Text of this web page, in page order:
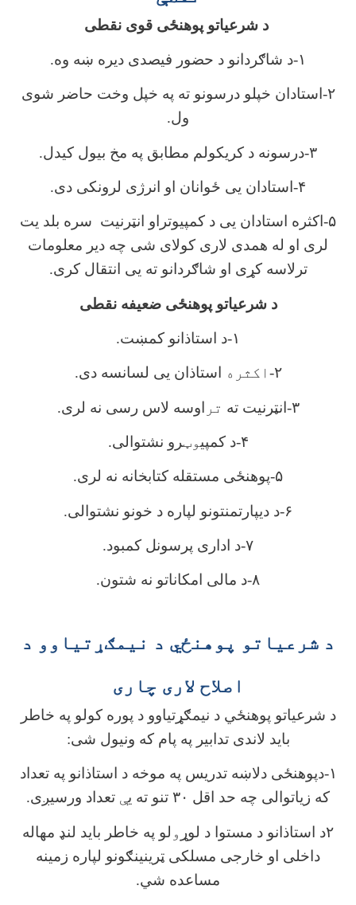
د شرعیاتو پوهنځی قوی نقطی
۱-د شاګردانو د حضور فیصدی دیره ښه وه.
۲-استادان خپلو درسونو ته په خپل وخت حاضر شوی
ول.
۳-درسونه د کریکولم مطابق په مخ بیول کیدل.
۴-استادان یی ځوانان او انرژی لرونکی دی.
۵-اکثره استادان یی د کمپیوتراو انټرنیت سره بلد یت
لری او له همدی لاری کولای شی چه دیر معلومات
ترلاسه کړی او شاګردانو ته یی انتقال کری.
د شرعیاتو پوهنځی ضعیفه نقطی
۱-د استاذانو کمښت.
۲- اکثره استاذان یی لسانسه دی.
۳-انټرنیت ته تر اوسه لاس رسی نه لری.
۴-د کمپی وټرو نشتوالی.
۵-پوهنځی مستقله کتابخانه نه لری.
۶-د دیپارتمنتونو لپاره د خونو نشتوالی.
۷-د اداری پرسونل کمبود.
۸-د مالی امکاناتو نه شتون.
د شرعیاتو پوهنځي د نیمګړتیاوو د
اصلاح لاری چاری
د شرعیاتو پوهنځي د نیمګړتیاوو د پوره کولو په خاطر
باید لاندی تدابیر په پام که ونیول شی:
۱-دپوهنځی دلاښه تدریس په موخه د استاذانو په تعداد
که زیاتوالی چه حد اقل ۳۰ تنو ته ی
ې تعداد ورسیږی.
۲د استاذانو د مستوا د لوړ و لو په خاطر باید لنډ مهاله
داخلی او خارجی مسلکی ټرینینګونو لپاره زمینه
مساعده شي.